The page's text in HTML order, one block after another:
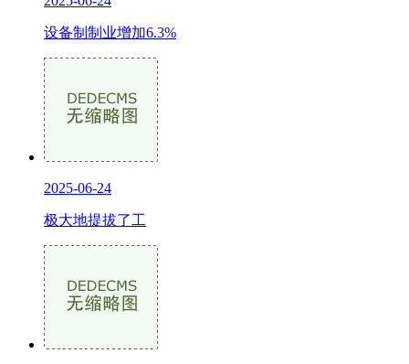
设备制制业增加6.3%
2025-06-24
极大地提拔了工